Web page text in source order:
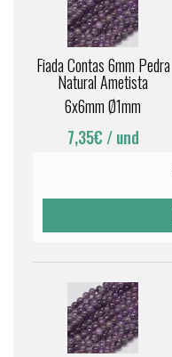
Fiada Contas 6mm Pedra
Natural Ametista
6x6mm Ø1mm
7,35€ / und